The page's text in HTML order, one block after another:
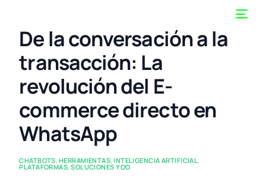
De la conversación a la
transacción: La
revolución del E-
commerce directo en
WhatsApp
CHATBOTS, HERRAMIENTAS,INTELIGENCIA ARTIFICIAL,
PLATAFORMAS,SOLUCIONES YOO